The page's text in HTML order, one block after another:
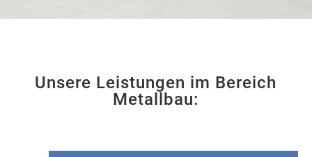
Unsere Leistungen im Bereich
Metallbau: